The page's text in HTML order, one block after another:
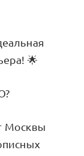
🌟
Москвы